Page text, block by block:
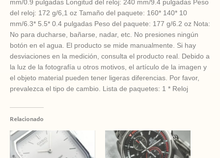
mm/0.9 pulgadas Longitud del reloj: 240 mm/9.4 pulgadas Peso
del reloj: 172 g/6,1 oz Tamaño del paquete: 160* 140* 10
mm/6.3* 5.5* 0.4 pulgadas Peso del paquete: 177 g/6.2 oz Nota:
No para ducharse, bañarse, nadar, etc. No presiones ningún
botón en el agua. El producto se mide manualmente. Si hay
desviaciones en la medición, consulta el producto real. Debido a
la luz de la fotografía u otros motivos, el artículo de la imagen y
el objeto material pueden tener ligeras diferencias. Por favor,
prevalezca el tipo de cambio. Lista de paquetes: 1 * Reloj
Relacionado